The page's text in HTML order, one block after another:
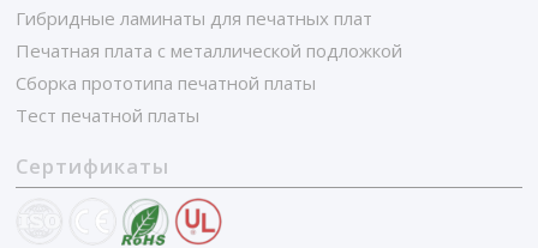
Гибридные ламинаты для печатных плат
Печатная плата с металлической подложкой
Сборка прототипа печатной платы
Тест печатной платы
Сертификаты